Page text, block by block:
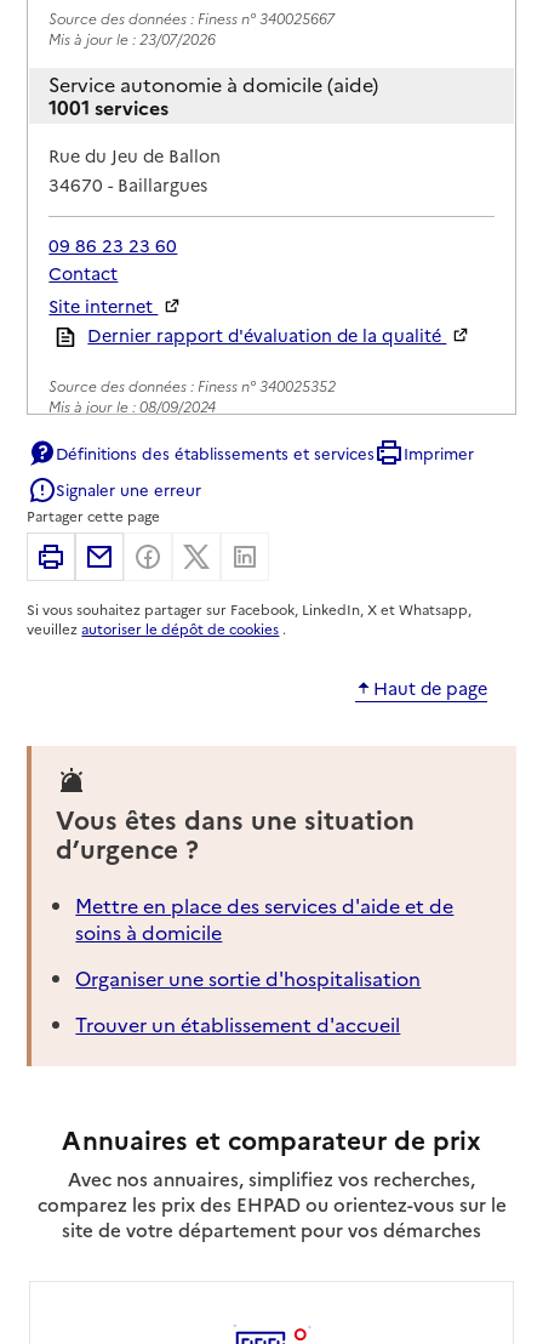
Source des données : Finess n° 340025667
Mis à jour le : 23/07/2026
Service autonomie à domicile (aide)
1001 services
Adresse
Rue du Jeu de Ballon
34670-Baillargues
09 86 23 23 60
Contact
Site internet
Rapport HAS
Dernier rapport d'évaluation de la qualité
Source des données : Finess n° 340025352
Mis à jour le : 08/09/2024
Service autonomie à domicile (aide)
Adresse
34 grand Rue Louis Bouis
34160-Sussargues
09 86 23 23 60
Contact
Voir la fiche
Source des données : Finess n° 340029982
Mis à jour le : 23/07/2026
Service autonomie à domicile (aide)
3AP
Adresse
47 rue du Moulin de Sémalen
34000-Montpellier
04 99 41 46 46
Contact
Source des données : Finess n° 340025998
Service autonomie à domicile (aide)
AASD
Adresse
Avenue Camille Saint Saëns
Définitions des établissements et services
Imprimer
Signaler une erreur
Partager cette page
ImprimerPartager par email
Partager sur Facebook
Partager sur X
Si vous souhaitez partager sur Facebook, LinkedIn, X et Whatsapp,
veuillezautoriser le dépôt de cookies .
Haut de page
Vous êtes dans une situation
d’urgence ?
Mettre en place des services d'aide et de
soins à domicile
Organiser une sortie d'hospitalisation
Trouver un établissement d'accueil
Annuaires et comparateur de prix
Avec nos annuaires, simplifiez vos recherches,
comparez les prix des EHPAD ou orientez-vous sur le
site de votre département pour vos démarches